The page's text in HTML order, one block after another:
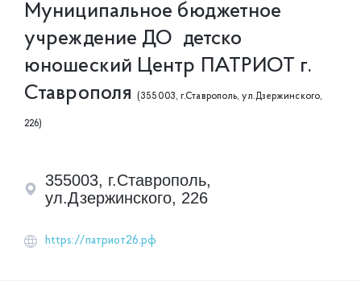
Муниципальное бюджетное
учреждение ДО детско
юношеский Центр ПАТРИОТ г.
Ставрополя(355003, г.Ставрополь, ул.Дзержинского,
226)
355003, г.Ставрополь,
ул.Дзержинского, 226
https://патриот26.рф